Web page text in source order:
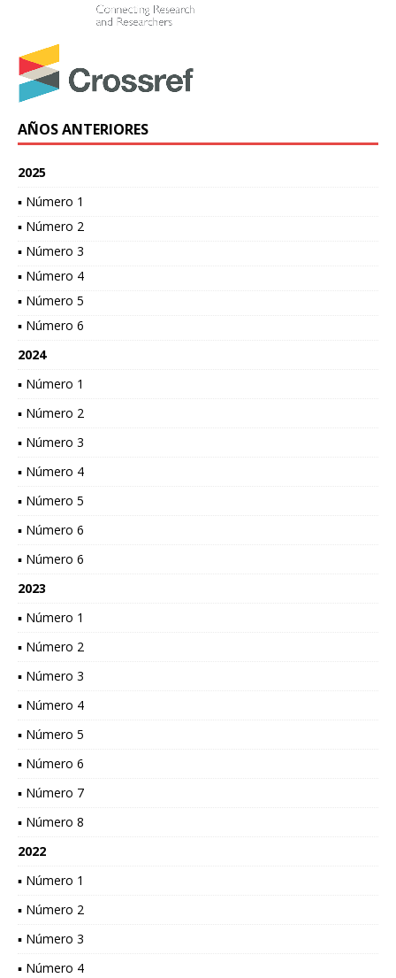
AÑOS ANTERIORES
2025
▪ Número 1
▪ Número 2
▪ Número 3
▪ Número 4
▪ Número 5
▪ Número 6
2024
▪ Número 1
▪ Número 2
▪ Número 3
▪ Número 4
▪ Número 5
▪ Número 6
▪ Número 6
2023
▪ Número 1
▪ Número 2
▪ Número 3
▪ Número 4
▪ Número 5
▪ Número 6
▪ Número 7
▪ Número 8
2022
▪ Número 1
▪ Número 2
▪ Número 3
▪ Número 4